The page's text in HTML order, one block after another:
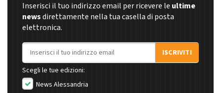
Inserisci il tuo indirizzo email per ricevere le ultime
newsdirettamente nella tua casella di posta
elettronica.
Indirizzo email
ISCRIVITI
Scegli le tue edizioni:
News Alessandria